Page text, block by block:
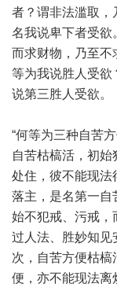
者？谓非法滥取，
名我说卑下者受欲
而求财物，乃至不
等为我说胜人受欲
说第三胜人受欲。
“何等为三种自苦
自苦枯槁活，初
处住，彼不能现法
落主，是名第一自
始不犯戒、污戒，
过人法、胜妙知见
次，自苦方便枯
便，亦不能现法离